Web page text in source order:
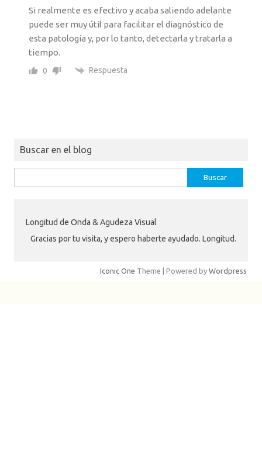
Si realmente es efectivo y acaba saliendo adelante
puede ser muy útil para facilitar el diagnóstico de
esta patología y, por lo tanto, detectarla y tratarla a
tiempo.
0 Respuesta
Buscar en el blog
Longitud de Onda & Agudeza Visual
Gracias por tu visita, y espero haberte ayudado. Longitud.
Iconic One Theme | Powered by Wordpress